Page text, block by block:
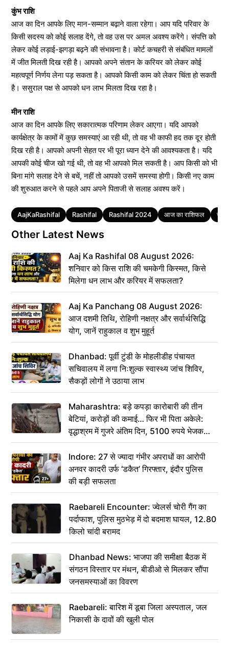
कुंभ राशि
आज का दिन आपके लिए मान-सम्मान बढ़ाने वाला रहेगा। आप यदि परिवार के
किसी सदस्य को कोई सलाह देंगे, तो वह उस पर अमल अवश्य करेंगे। संपत्ति को
लेकर कोई लड़ाई-झगड़ा बढ़ने की संभावना है। कोर्ट कचहरी से संबंधित मामलों
में जीत मिलती दिख रही है। आपको अपने संतान के करियर को लेकर कोई
महत्वपूर्ण निर्णय लेना पड़ सकता है। आपको किसी काम को लेकर चिंता हो सकती
है। ससुराल पक्ष से आपको धन लाभ मिलता दिख रहा है।
मीन राशि
आज का दिन आपके लिए सकारात्मक परिणाम लेकर आएगा। यदि आपको
कार्यक्षेत्र के कामों में कुछ समस्याएं आ रही थी, तो वह भी काफी हद तक दूर होती
दिख रही है। आपको अपनी सेहत पर भी पूरा ध्यान देने की आवश्यकता है। यदि
आपकी कोई चीज खो गई थी, तो वह भी आपको मिल सकती है। आप किसी को भी
बिना मांगे सलाह देने से बचें, नहीं तो आपको उसमें समस्या होगी। किसी नए काम
की शुरुआत करने से पहले आप अपने पिताजी से सलाह अवश्य करें।
Tags
AajKaRashifal Rashifal Rashifal 2024 आज का राशिफल
Other Latest News
Aaj Ka Rashifal 08 August 2026:
शनिवार को किस राशि की चमकेगी किस्मत, किसे
मिलेगा धन लाभ और करियर में सफलता?
Aaj Ka Panchang 08 August 2026:
आज दशमी तिथि, रोहिणी नक्षत्र और सर्वार्थसिद्धि
योग, जानें राहुकाल व शुभ मुहूर्त
Dhanbad: पूर्वी टुंडी के मोहलीडीह पंचायत
सचिवालय में लगा निःशुल्क स्वास्थ्य जांच शिविर,
सैकड़ों लोगों ने उठाया लाभ
Maharashtra: बड़े कपड़ा कारोबारी की तीन
बेटियां, करोड़ों की कमाई… फिर भी पिता अकेले:
वृद्धाश्रम में गुजरे अंतिम दिन, 5100 रुपये भेजकर
कहा– अंतिम संस्कार कर दीजिए हम नहीं आ पाएंगे
Indore: 27 से ज्यादा गंभीर अपराधों का आरोपी
अनवर कादरी उर्फ ‘डकैत’ गिरफ्तार, इंदौर पुलिस
की बड़ी सफलता
Raebareli Encounter: ज्वेलर्स चोरी गैंग का
पर्दाफाश, पुलिस मुठभेड़ में दो बदमाश घायल, 12.80
किलो चांदी बरामद
Dhanbad News: भाजपा की समीक्षा बैठक में
संगठन विस्तार पर मंथन, बीडीओ से मिलकर सौंपा
जनसमस्याओं का विवरण
Raebareli: बारिश में डूबा जिला अस्पताल, जल
निकासी के दावों की खुली पोल